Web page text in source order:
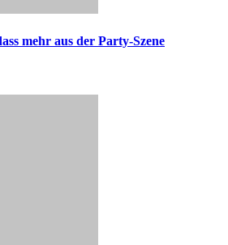
mehr aus der Party-Szene